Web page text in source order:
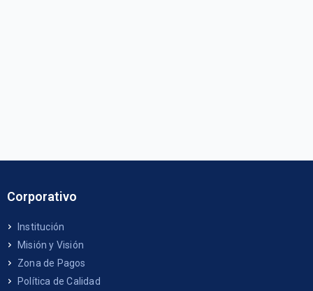
Corporativo
Institución
Misión y Visión
Zona de Pagos
Política de Calidad